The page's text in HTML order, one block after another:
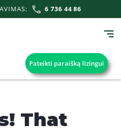
6 736 44 86
Pateikti paraišką lizingui
That